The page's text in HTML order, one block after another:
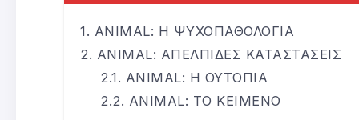
ANIMAL: Η ΨΥΧΟΠΑΘΟΛΟΓΙΑ
ANIMAL: ΑΠΕΛΠΙΔΕΣ ΚΑΤΑΣΤΑΣΕΙΣ
ANIMAL: Η ΟΥΤΟΠΙΑ
ANIMAL: ΤΟ ΚΕΙΜΕΝΟ